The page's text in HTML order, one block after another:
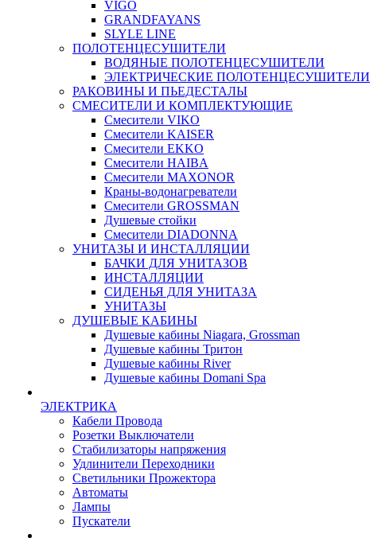
VIGO
GRANDFAYANS
SLYLE LINE
ПОЛОТЕНЦЕСУШИТЕЛИ
ВОДЯНЫЕ ПОЛОТЕНЦЕСУШИТЕЛИ
ЭЛЕКТРИЧЕСКИЕ ПОЛОТЕНЦЕСУШИТЕЛИ
РАКОВИНЫ И ПЬЕДЕСТАЛЫ
СМЕСИТЕЛИ И КОМПЛЕКТУЮЩИЕ
Смесители VIKO
Смесители KAISER
Смесители EKKO
Смесители HAIBA
Смесители MAXONOR
Краны-водонагреватели
Смесители GROSSMAN
Душевые стойки
Смесители DIADONNA
УНИТАЗЫ И ИНСТАЛЛЯЦИИ
БАЧКИ ДЛЯ УНИТАЗОВ
ИНСТАЛЛЯЦИИ
СИДЕНЬЯ ДЛЯ УНИТАЗА
УНИТАЗЫ
ДУШЕВЫЕ КАБИНЫ
Душевые кабины Niagara, Grossman
Душевые кабины Тритон
Душевые кабины River
Душевые кабины Domani Spa
ЭЛЕКТРИКА
Кабели Провода
Розетки Выключатели
Стабилизаторы напряжения
Удлинители Переходники
Светильники Прожектора
Автоматы
Лампы
Пускатели